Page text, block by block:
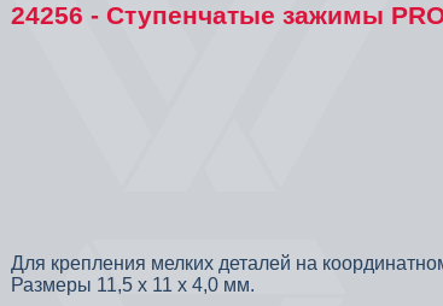
24256 - Ступенчатые зажимы
Для крепления мелких деталей на
Размеры 11,5 х 11 х 4,0 мм.